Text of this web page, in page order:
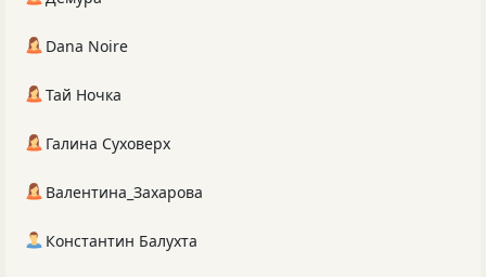
Dana Noire
Тай Ночка
Галина Суховерх
Валентина_Захарова
Константин Балухта